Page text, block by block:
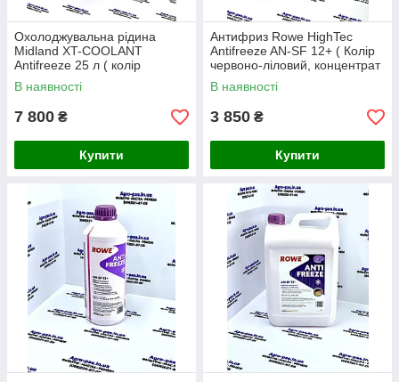
Охолоджувальна рідина
Midland XT-COOLANT
Antifreeze 25 л ( колір
рожевий )
В наявності
7 800 ₴
Купити
Антифриз Rowe HighTec
Antifreeze AN-SF 12+ ( Колір
червоно-ліловий, концентрат
-72C)
В наявності
3 850 ₴
Купити